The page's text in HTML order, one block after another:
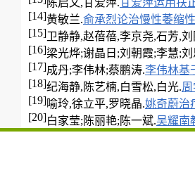
陈启文,甘爱萍.甘爱萍运用扶
[14]黄敏兰.俞承烈论治慢性萎缩
[15]卫静静,赵蓓蓓,李京尧,石芳,
[16]梁光烨;谢晶日;刘朝霞;李慧;
[17]成丹;李伟林;蔡鹏涛.李伟林基
[18]纪海静,陈艺楠,白雪松,白光.
[19]喻玲,徐立平,罗晓晶.姚奇蔚治
[20]白家莹;陈丽艳;陈一斌.吴耀南